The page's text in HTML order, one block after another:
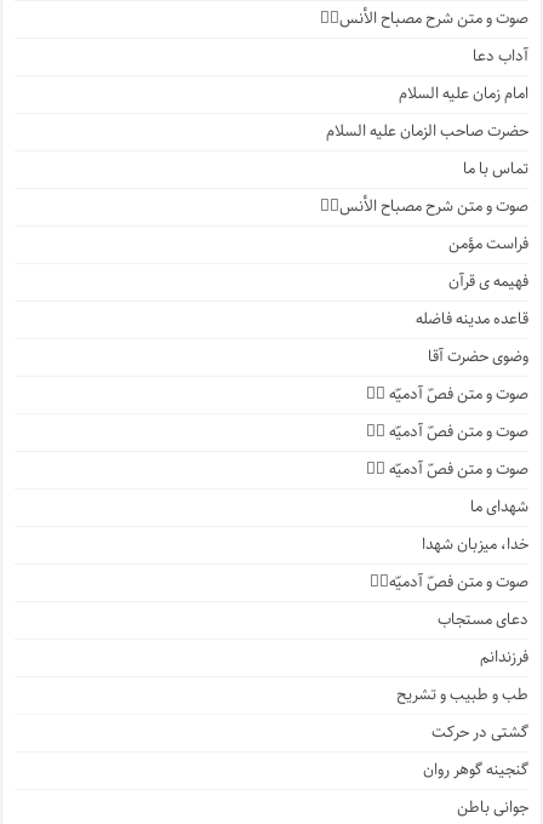
صوت و متن شرح مصباح الأنس۲️⃣
آداب دعا
امام زمان علیه السلام
حضرت صاحب الزمان علیه السلام
تماس با ما
صوت و متن شرح مصباح الأنس۱️⃣
فراست مؤمن
فهیمه ی قرآن
قاعده مدینه فاضله
وضوی حضرت آقا
صوت و متن فصّ آدمیّه ۴️⃣
صوت و متن فصّ آدمیّه ۳️⃣
صوت و متن فصّ آدمیّه ۲️⃣
شهدای ما
خدا، میزبان شهدا
صوت و متن فصّ آدمیّه۱️⃣
دعای مستجاب
فرزندانم
طب و طبیب و تشریح
گشتی در حرکت
گنجینه گوهر روان
جوانی باطن